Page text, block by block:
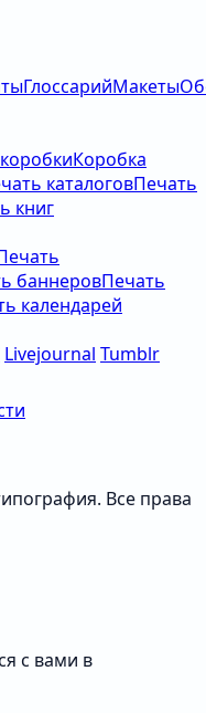
ГлоссарийМакеты
Коробка
каталоговПечать
книг
баннеровПечать
календарей
Livejournal Tumblr
Все права
с вами в